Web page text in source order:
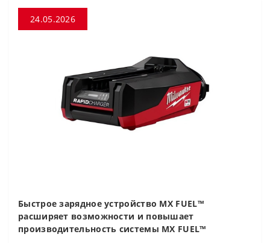
24.05.2026
Быстрое зарядное устройство MX FUEL™
расширяет возможности и повышает
производительность системы MX FUEL™